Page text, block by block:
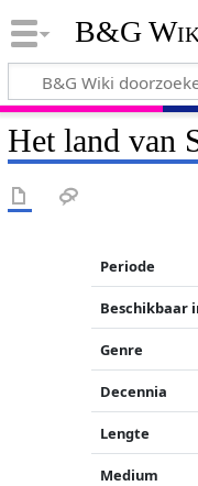
B&G
Het land van
Periode
Beschikbaar
Genre
Decennia
Lengte
Medium